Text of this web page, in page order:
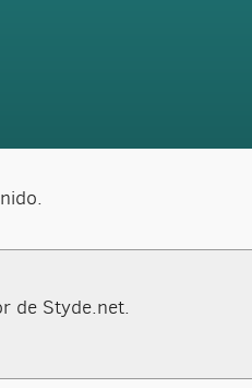
de Styde.net.